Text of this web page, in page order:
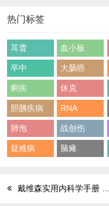
热门标签
耳聋 血小板
卒中 大肠癌
痢疾 休克
胆胰疾病 RNA
肺泡 战创伤
疑难病 脑瘫
戴维森实用内科学手册 第3版